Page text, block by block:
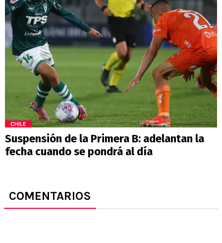
CHILE
Suspensión de la Primera B: adelantan la
fecha cuando se pondrá al día
COMENTARIOS